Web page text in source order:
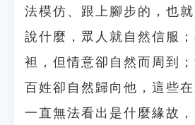
法模仿、跟上腳步的，也
說什麼，眾人就自然信服
袒，但情意卻自然而周到
百姓卻自然歸向他，這些在
一直無法看出是什麼緣故